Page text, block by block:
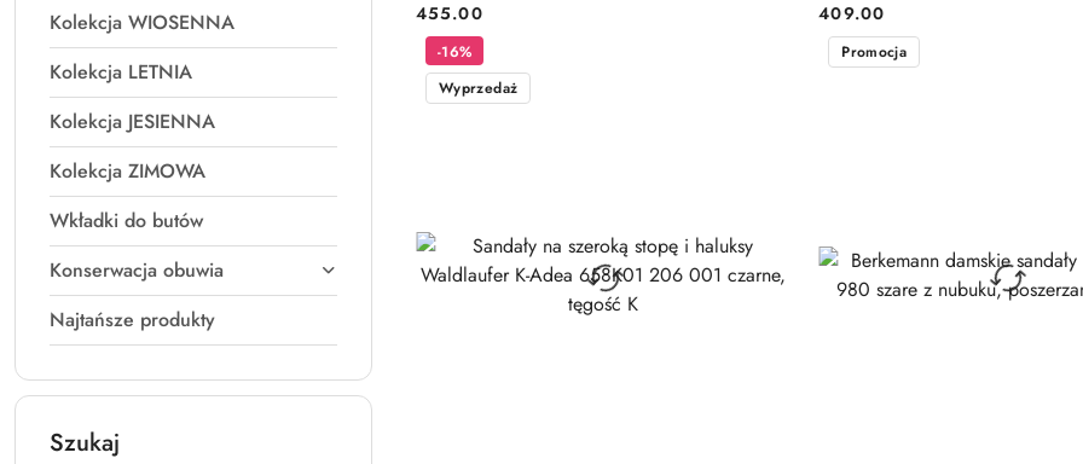
Kolekcja WIOSENNA
Kolekcja LETNIA
Kolekcja JESIENNA
Kolekcja ZIMOWA
Wkładki do butów
Konserwacja obuwia
Najtańsze produkty
Szukaj
Cena:
455.00 Cena:
409.00
-16%
Wyprzedaż
Promocja